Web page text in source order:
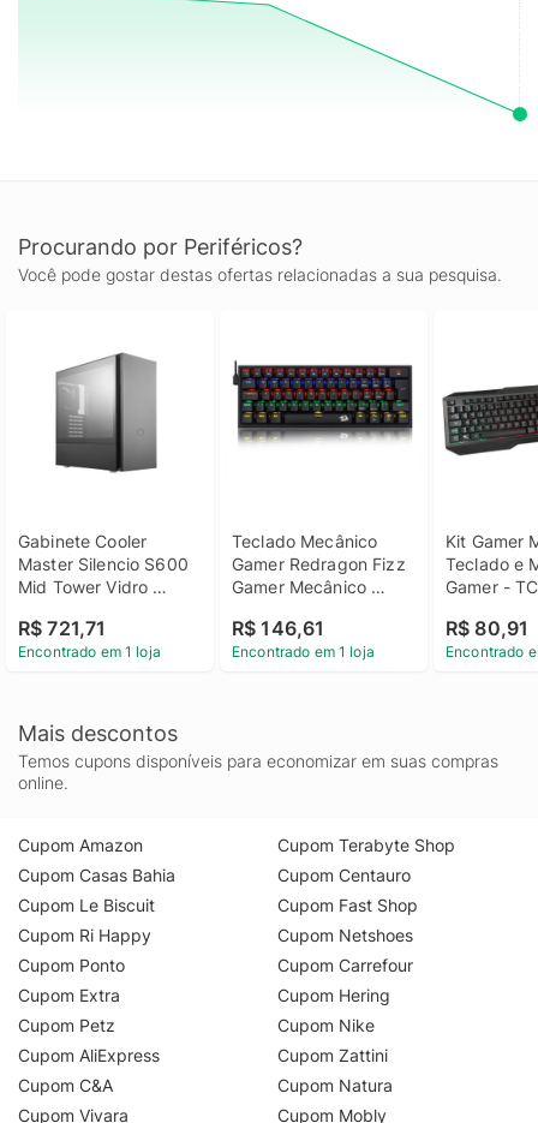
Procurando por Periféricos?
Você pode gostar destas ofertas relacionadas a sua pesquisa.
Gabinete Cooler
Master Silencio S600
Mid Tower Vidro
R$ 721,71
Encontrado em 1 loja
Teclado Mecânico
Gamer Redragon Fizz
Gamer Mecânico
C/Fio Preto
R$ 146,61
Encontrado em 1 loja
Kit Gamer
Teclado e
Gamer -
R$ 80,91
Encontrado
Mais descontos
Temos cupons disponíveis para economizar em suas compras
online.
Cupom Amazon
Cupom Casas Bahia
Cupom Le Biscuit
Cupom Ri Happy
Cupom Ponto
Cupom Extra
Cupom Petz
Cupom AliExpress
Cupom C&A
Cupom Vivara
Cupom Terabyte Shop
Cupom Centauro
Cupom Fast Shop
Cupom Netshoes
Cupom Carrefour
Cupom Hering
Cupom Nike
Cupom Zattini
Cupom Natura
Cupom Mobly